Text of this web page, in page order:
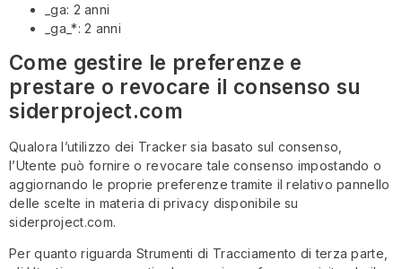
_ga: 2 anni
_ga_*: 2 anni
Come gestire le preferenze e
prestare o revocare il consenso su
siderproject.com
Qualora l’utilizzo dei Tracker sia basato sul consenso,
l’Utente può fornire o revocare tale consenso impostando o
aggiornando le proprie preferenze tramite il relativo pannello
delle scelte in materia di privacy disponibile su
siderproject.com.
Per quanto riguarda Strumenti di Tracciamento di terza parte,